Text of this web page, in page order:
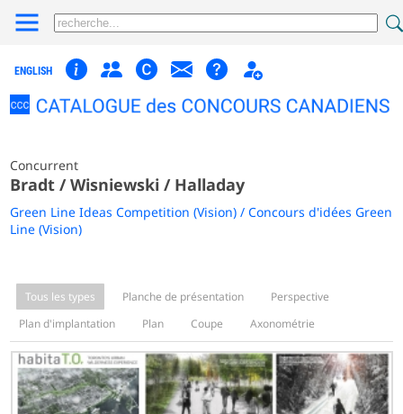
ENGLISH
Concurrent
Bradt / Wisniewski / Halladay
Green Line Ideas Competition (Vision) / Concours d'idées Green
Line (Vision)
Tous les types Planche de présentation
Perspective
Plan d'implantation
Plan Coupe Axonométrie